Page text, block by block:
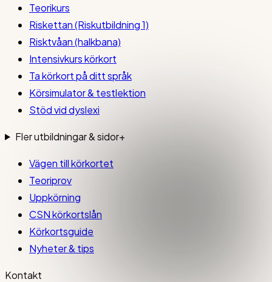
Teorikurs
Riskettan (Riskutbildning 1)
Risktvåan (halkbana)
Intensivkurs körkort
Ta körkort på ditt språk
Körsimulator & testlektion
Stöd vid dyslexi
Fler utbildningar & sidor+
Vägen till körkortet
Teoriprov
Uppkörning
CSN körkortslån
Körkortsguide
Nyheter & tips
Kontakt